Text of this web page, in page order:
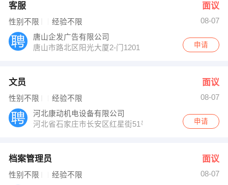
客服 面议
性别不限 经验不限
08-07
唐山企发广告有限公司
唐山市路北区阳光大厦2-门1201
申请
文员 面议
性别不限 经验不限
08-07
河北康动机电设备有限公司
河北省石家庄市长安区红星街51号 水岸丽景底商申请
档案管理员 面议
性别不限 经验不限
08-07